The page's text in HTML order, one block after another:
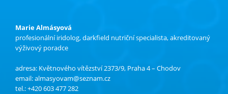
Marie Almásyová
profesionální iridolog, darkfield nutriční specialista, akreditovaný
výživový poradce
adresa: Květnového vítězství 2373/9, Praha 4 – Chodov
email:almasyovam@seznam.cz
tel.: +420 603 477 282